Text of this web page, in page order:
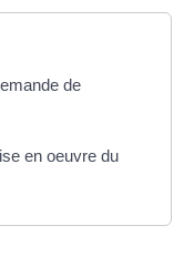
de
en oeuvre du